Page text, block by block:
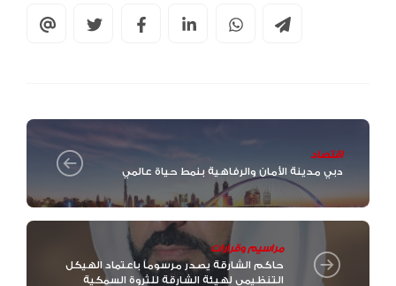
اقتصاد
دبي مدينة الأمان والرفاهية بنمط حياة عالمي
مراسيم وقرارات
حاكم الشارقة يصدر مرسوماً باعتماد الهيكل
التنظيمي لهيئة الشارقة للثروة السمكية